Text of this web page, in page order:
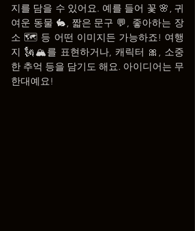
지를 담을 수 있어요. 예를 들어 꽃 🌸, 귀
여운 동물 🐇, 짧은 문구 💬, 좋아하는 장
소 🗺️ 등 어떤 이미지든 가능하죠! 여행
지 🗽🏔️를 표현하거나, 캐릭터 🎀, 소중
한 추억 등을 담기도 해요. 아이디어는 무
한대예요!